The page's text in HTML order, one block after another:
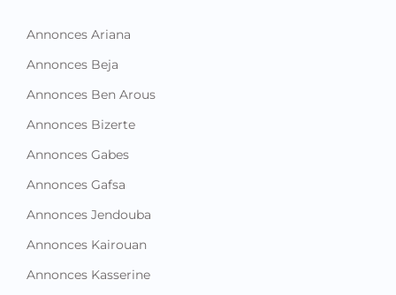
Annonces Ariana
Annonces Beja
Annonces Ben Arous
Annonces Bizerte
Annonces Gabes
Annonces Gafsa
Annonces Jendouba
Annonces Kairouan
Annonces Kasserine